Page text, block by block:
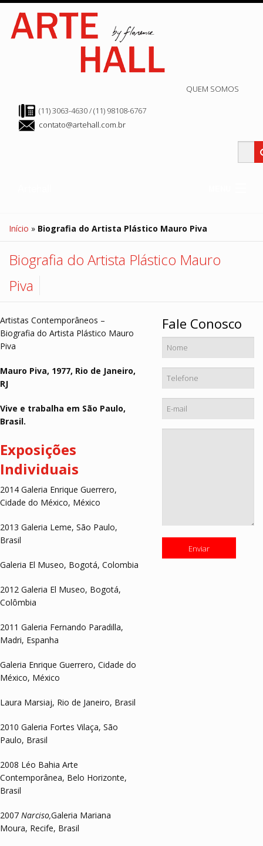
QUEM SOMOS
(11) 3063-4630 / (11) 98108-6767
contato@artehall.com.br
Edição Anteriores
Hall de Exposição
Hall de Encontros
Contato
Início » Biografia do Artista Plástico Mauro Piva
Biografia do Artista Plástico Mauro
Piva
Artistas Contemporâneos –
Biografia do Artista Plástico Mauro
Piva
Mauro Piva, 1977, Rio de Janeiro,
RJ
Vive e trabalha em São Paulo,
Brasil.
Exposições
Individuais
2014 Galeria Enrique Guerrero,
Cidade do México, México
2013 Galeria Leme, São Paulo,
Brasil
Galeria El Museo, Bogotá, Colombia
2012 Galeria El Museo, Bogotá,
Colômbia
2011 Galeria Fernando Paradilla,
Madri, Espanha
Galeria Enrique Guerrero, Cidade do
México, México
Laura Marsiaj, Rio de Janeiro, Brasil
2010 Galeria Fortes Vilaça, São
Paulo, Brasil
2008 Léo Bahia Arte
Contemporânea, Belo Horizonte,
Brasil
2007 Narciso,Galeria Mariana
Moura, Recife, Brasil
Fale Conosco